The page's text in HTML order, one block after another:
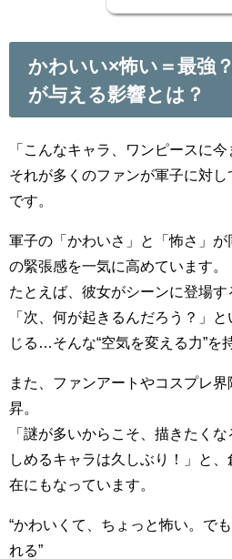
かわいい×怖い＝最強
が与える影響とは？
「こんなキャラ、ワンピースに
それが多くのファンが軍子に対
です。
軍子の「かわいさ」と「怖さ」
の緊張感を一気に高めています。
たとえば、彼女がシーンに登場す
「次、何が起きるんだろう？」
じる…そんな“空気を変える力”を
また、ファンアートやコスプレ
昇。
「謎が多いからこそ、描きたく
しめるキャラは久しぶり！」と
在にもなっています。
“かわいくて、ちょっと怖い。で
れる”